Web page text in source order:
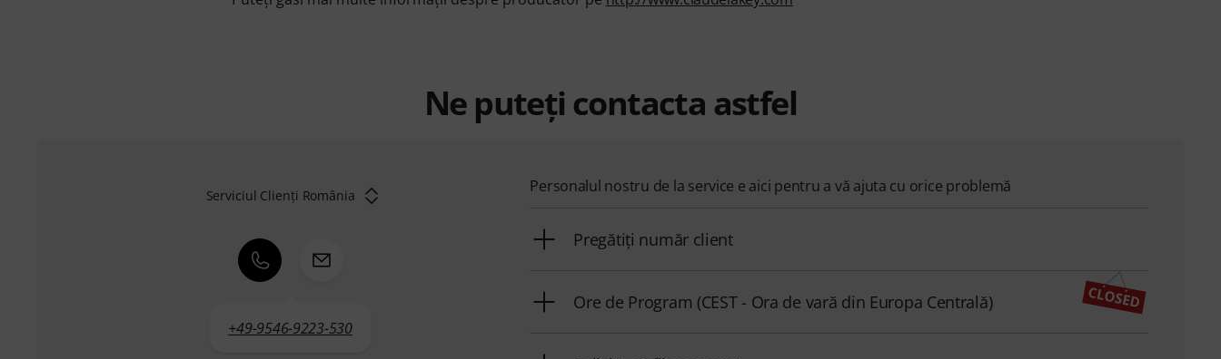
Ne puteți contacta astfel
Serviciul Clienți România
+49-9546-9223-530
Personalul nostru de la service e aici pentru a vă ajuta cu orice problemă
Pregătiți număr client
Ore de Program (CEST - Ora de vară din Europa Centrală)